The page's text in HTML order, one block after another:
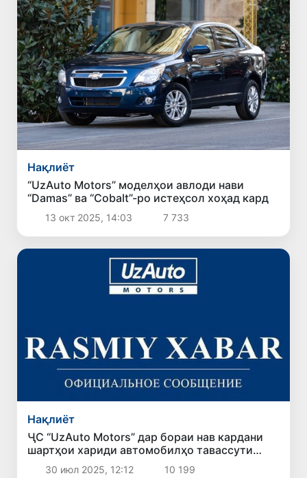
Нақлиёт
“UzAuto Motors” моделҳои авлоди нави
“Damas” ва “Cobalt”-ро истеҳсол хоҳад кард
13 окт 2025, 14:03 7 733
Нақлиёт
ҶС “UzAuto Motors” дар бораи нав кардани
шартҳои хариди автомобилҳо тавассути
бонкҳои тиҷоратӣ хабар медиҳад
30 июл 2025, 12:12 10 199